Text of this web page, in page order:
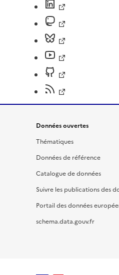
Données ouvertes
Thématiques
Données de référence
Catalogue de données
Suivre les publications des
Portail des données
schema.data.gouv.fr